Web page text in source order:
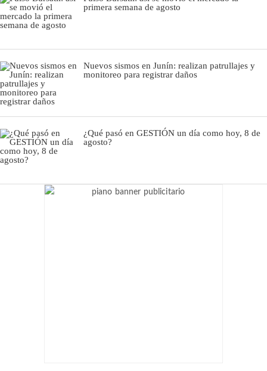
primera semana de agosto
Nuevos sismos en Junín: realizan patrullajes y
monitoreo para registrar daños
¿Qué pasó en GESTIÓN un día como hoy, 8 de
agosto?